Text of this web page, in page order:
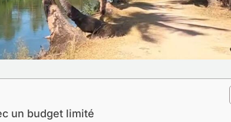
un budget limité